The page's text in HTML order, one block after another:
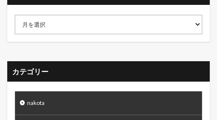
カテゴリー
nakota